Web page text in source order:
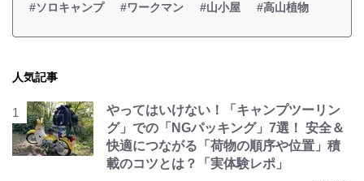
#ソロキャンプ
#ワークマン #山小屋 #高山植物
人気記事
やってはいけない！「キャンプツーリン
グ」での「NGパッキング」7選！ 安全＆
快適につながる「荷物の順序や位置」積
載のコツとは？「実体験レポ」